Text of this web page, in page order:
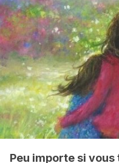
Peu importe si